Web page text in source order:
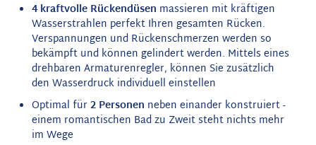
4 kraftvolle Rückendüsen massieren mit kräftigen
Wasserstrahlen perfekt Ihren gesamten Rücken.
Verspannungen und Rückenschmerzen werden so
bekämpft und können gelindert werden. Mittels eines
drehbaren Armaturenregler, können Sie zusätzlich
den Wasserdruck individuell einstellen
Optimal für2 Personen neben einander konstruiert -
einem romantischen Bad zu Zweit steht nichts mehr
im Wege